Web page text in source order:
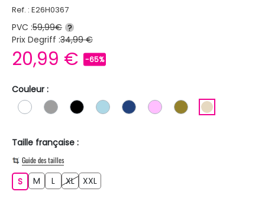
Ref. : E26H0367
PVC :59,99€ ?
Prix Degriff :34,99 €
20,99 € -65%
Couleur :
BLANCGRIS NOIR BLEU CLAIRBLEU FONCEROSE CLAIR
KAKI
Taille française :
Guide des tailles
SS M L XLXL XXL